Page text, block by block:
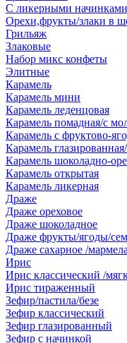
С ликерными начинками
Орехи,фрукты/злаки в
Грильяж
Злаковые
Набор микс конфеты
Элитные
Карамель
Карамель мини
Карамель леденцовая
Карамель помадная/с
Карамель с фруктово-
Карамель
Карамель шоколадно-
Карамель открытая
Карамель ликерная
Драже
Драже ореховое
Драже шоколадное
Драже фрукты/ягоды/
Драже сахарное /
Ирис
Ирис классический /
Ирис тираженный
Зефир/пастила/безе
Зефир классический
Зефир глазированный
Зефир с начинкой